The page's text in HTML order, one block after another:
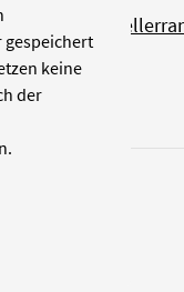
gespeichert
keine
der